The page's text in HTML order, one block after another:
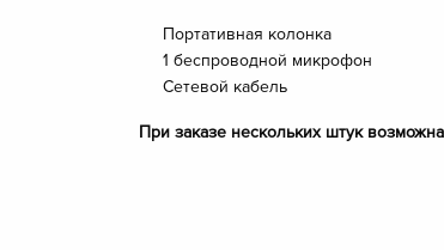
Портативная колонка
1 беспроводной микрофон
Сетевой кабель
При заказе нескольких штук